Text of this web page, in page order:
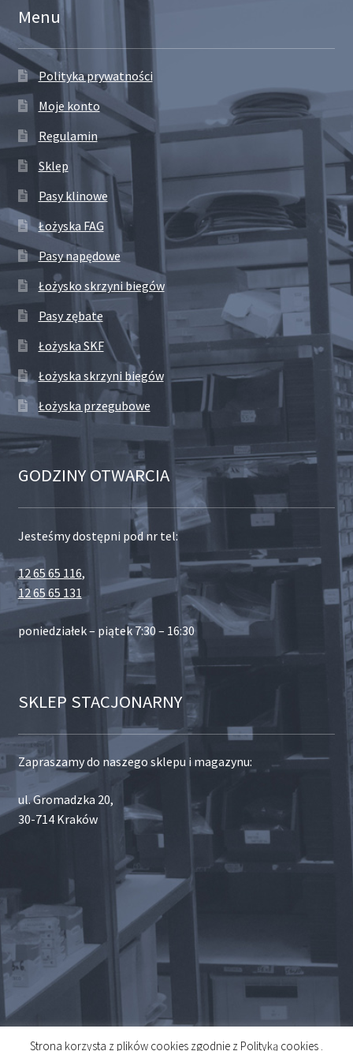
Menu
Polityka prywatności
Moje konto
Regulamin
Sklep
Pasy klinowe
Łożyska FAG
Pasy napędowe
Łożysko skrzyni biegów
Pasy zębate
Łożyska SKF
Łożyska skrzyni biegów
Łożyska przegubowe
GODZINY OTWARCIA
Jesteśmy dostępni pod nr tel:
12 65 65 116,
12 65 65 131
poniedziałek – piątek 7:30 – 16:30
SKLEP STACJONARNY
Zapraszamy do naszego sklepu i magazynu:
ul. Gromadzka 20,
30-714 Kraków
Strona korzysta z plików cookies zgodnie z Polityką cookies .